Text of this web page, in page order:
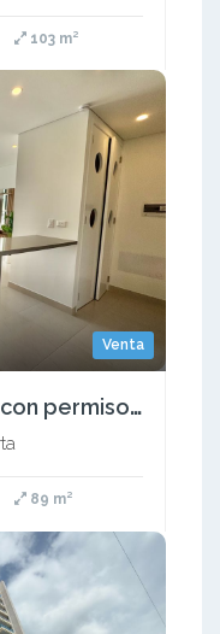
103 m²
Venta
Apartamento en venta con permiso turístico
89 m²